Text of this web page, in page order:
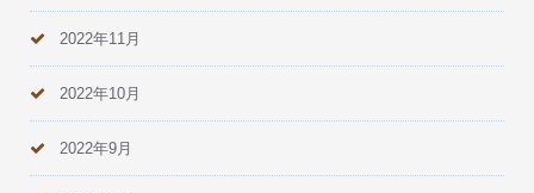
2022年11月
2022年10月
2022年9月